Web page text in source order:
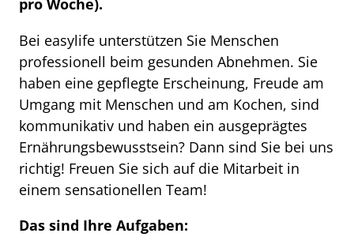
Bei easylife unterstützen Sie Menschen
professionell beim gesunden Abnehmen. Sie
haben eine gepflegte Erscheinung, Freude am
Umgang mit Menschen und am Kochen, sind
kommunikativ und haben ein ausgeprägtes
Ernährungsbewusstsein? Dann sind Sie bei uns
richtig! Freuen Sie sich auf die Mitarbeit in
einem sensationellen Team!
Das sind Ihre Aufgaben: